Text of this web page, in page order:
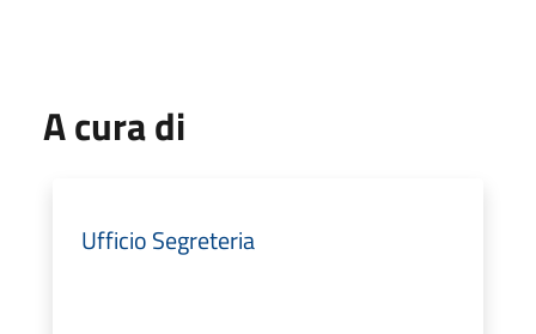
A cura di
Ufficio Segreteria